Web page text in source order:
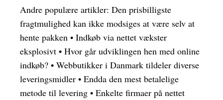
Andre populære artikler: Den prisbilligste
fragtmulighed kan ikke modsiges at være selv at
hente pakken • Indkøb via nettet vækster
eksplosivt • Hvor går udviklingen hen med online
indkøb? • Webbutikker i Danmark tildeler diverse
leveringsmidler • Endda den mest betalelige
metode til levering • Enkelte firmaer på nettet